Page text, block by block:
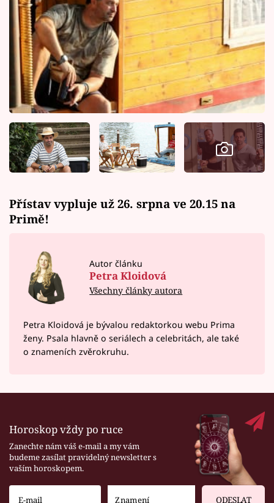
Přístav vypluje už 26. srpna ve 20.15 na
Primě!
Autor článku
Petra Kloidová
Všechny články autora
Petra Kloidová je bývalou redaktorkou webu Prima
ženy. Psala hlavně o seriálech a celebritách, ale také
o znameních zvěrokruhu.
Horoskop vždy po ruce
Zanechte nám váš e-mail a my vám
budeme zasílat pravidelný newsletter s
vaším horoskopem.
ODESLAT